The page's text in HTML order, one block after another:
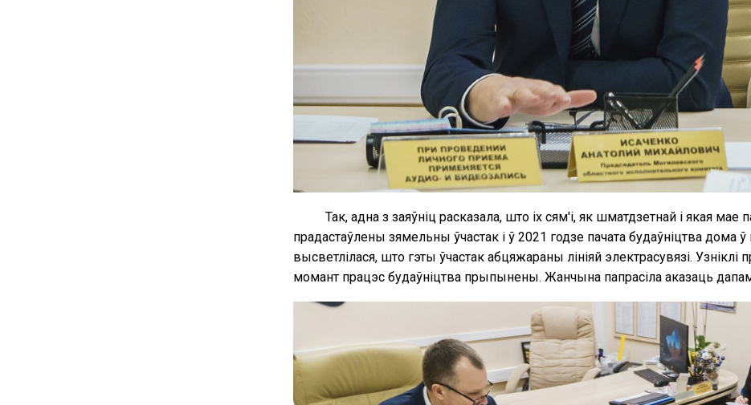
Так, адна з заяўніц расказала, што іх сям'і, як шматдзетнай і якая
прадастаўлены зямельны ўчастак і ў 2021 годзе пачата будаўніцтва дома
высветлілася, што гэты ўчастак абцяжараны лініяй электрасувязі.
момант працэс будаўніцтва прыпынены. Жанчына папрасіла аказаць